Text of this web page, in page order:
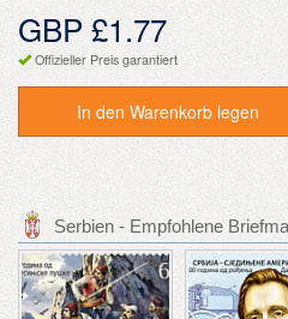
GBP £1.77
Offizieller Preis garantiert
In den Warenkorb legen
Serbien - Empfohlene